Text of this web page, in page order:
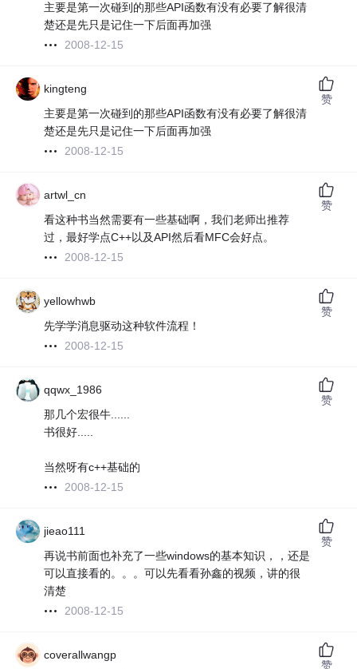
主要是第一次碰到的那些API函数有没有必要了解很清
楚还是先只是记住一下后面再加强
2008-12-15
kingteng
主要是第一次碰到的那些API函数有没有必要了解很清
楚还是先只是记住一下后面再加强
2008-12-15
赞
artwl_cn
看这种书当然需要有一些基础啊，我们老师出推荐
过，最好学点C++以及API然后看MFC会好点。
2008-12-15
赞
yellowhwb
先学学消息驱动这种软件流程！
2008-12-15
赞
qqwx_1986
那几个宏很牛......
书很好.....
当然呀有c++基础的
2008-12-15
赞
jieao111
再说书前面也补充了一些windows的基本知识，，还是
可以直接看的。。。可以先看看孙鑫的视频，讲的很
清楚
2008-12-15
赞
coverallwangp
赞